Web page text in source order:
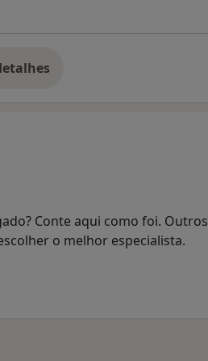
o endereço
Conte aqui como foi. Outros
o melhor especialista.